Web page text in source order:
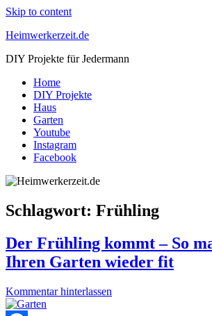
Skip to content
Heimwerkerzeit.de
DIY Projekte für Jedermann
Home
DIY Projekte
Haus
Garten
Youtube
Instagram
Facebook
Schlagwort: Frühling
Der Frühling kommt – So
Ihren Garten wieder fit
Kommentar hinterlassen